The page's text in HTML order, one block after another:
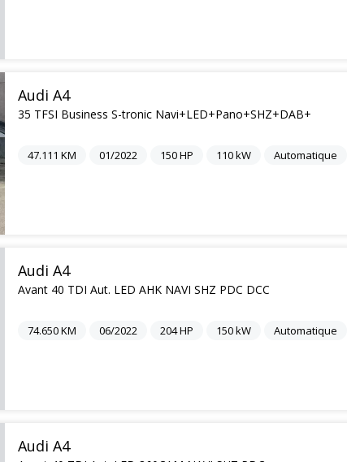
Audi A4
35 TFSI Business S-tronic Navi+LED+Pano+SHZ+DAB+
47.111 KM 01/2022 150HP 110kW Automatique
Audi A4
Avant 40 TDI Aut. LED AHK NAVI SHZ PDC DCC
74.650KM 06/2022 204HP 150kW Automatique
Audi A4